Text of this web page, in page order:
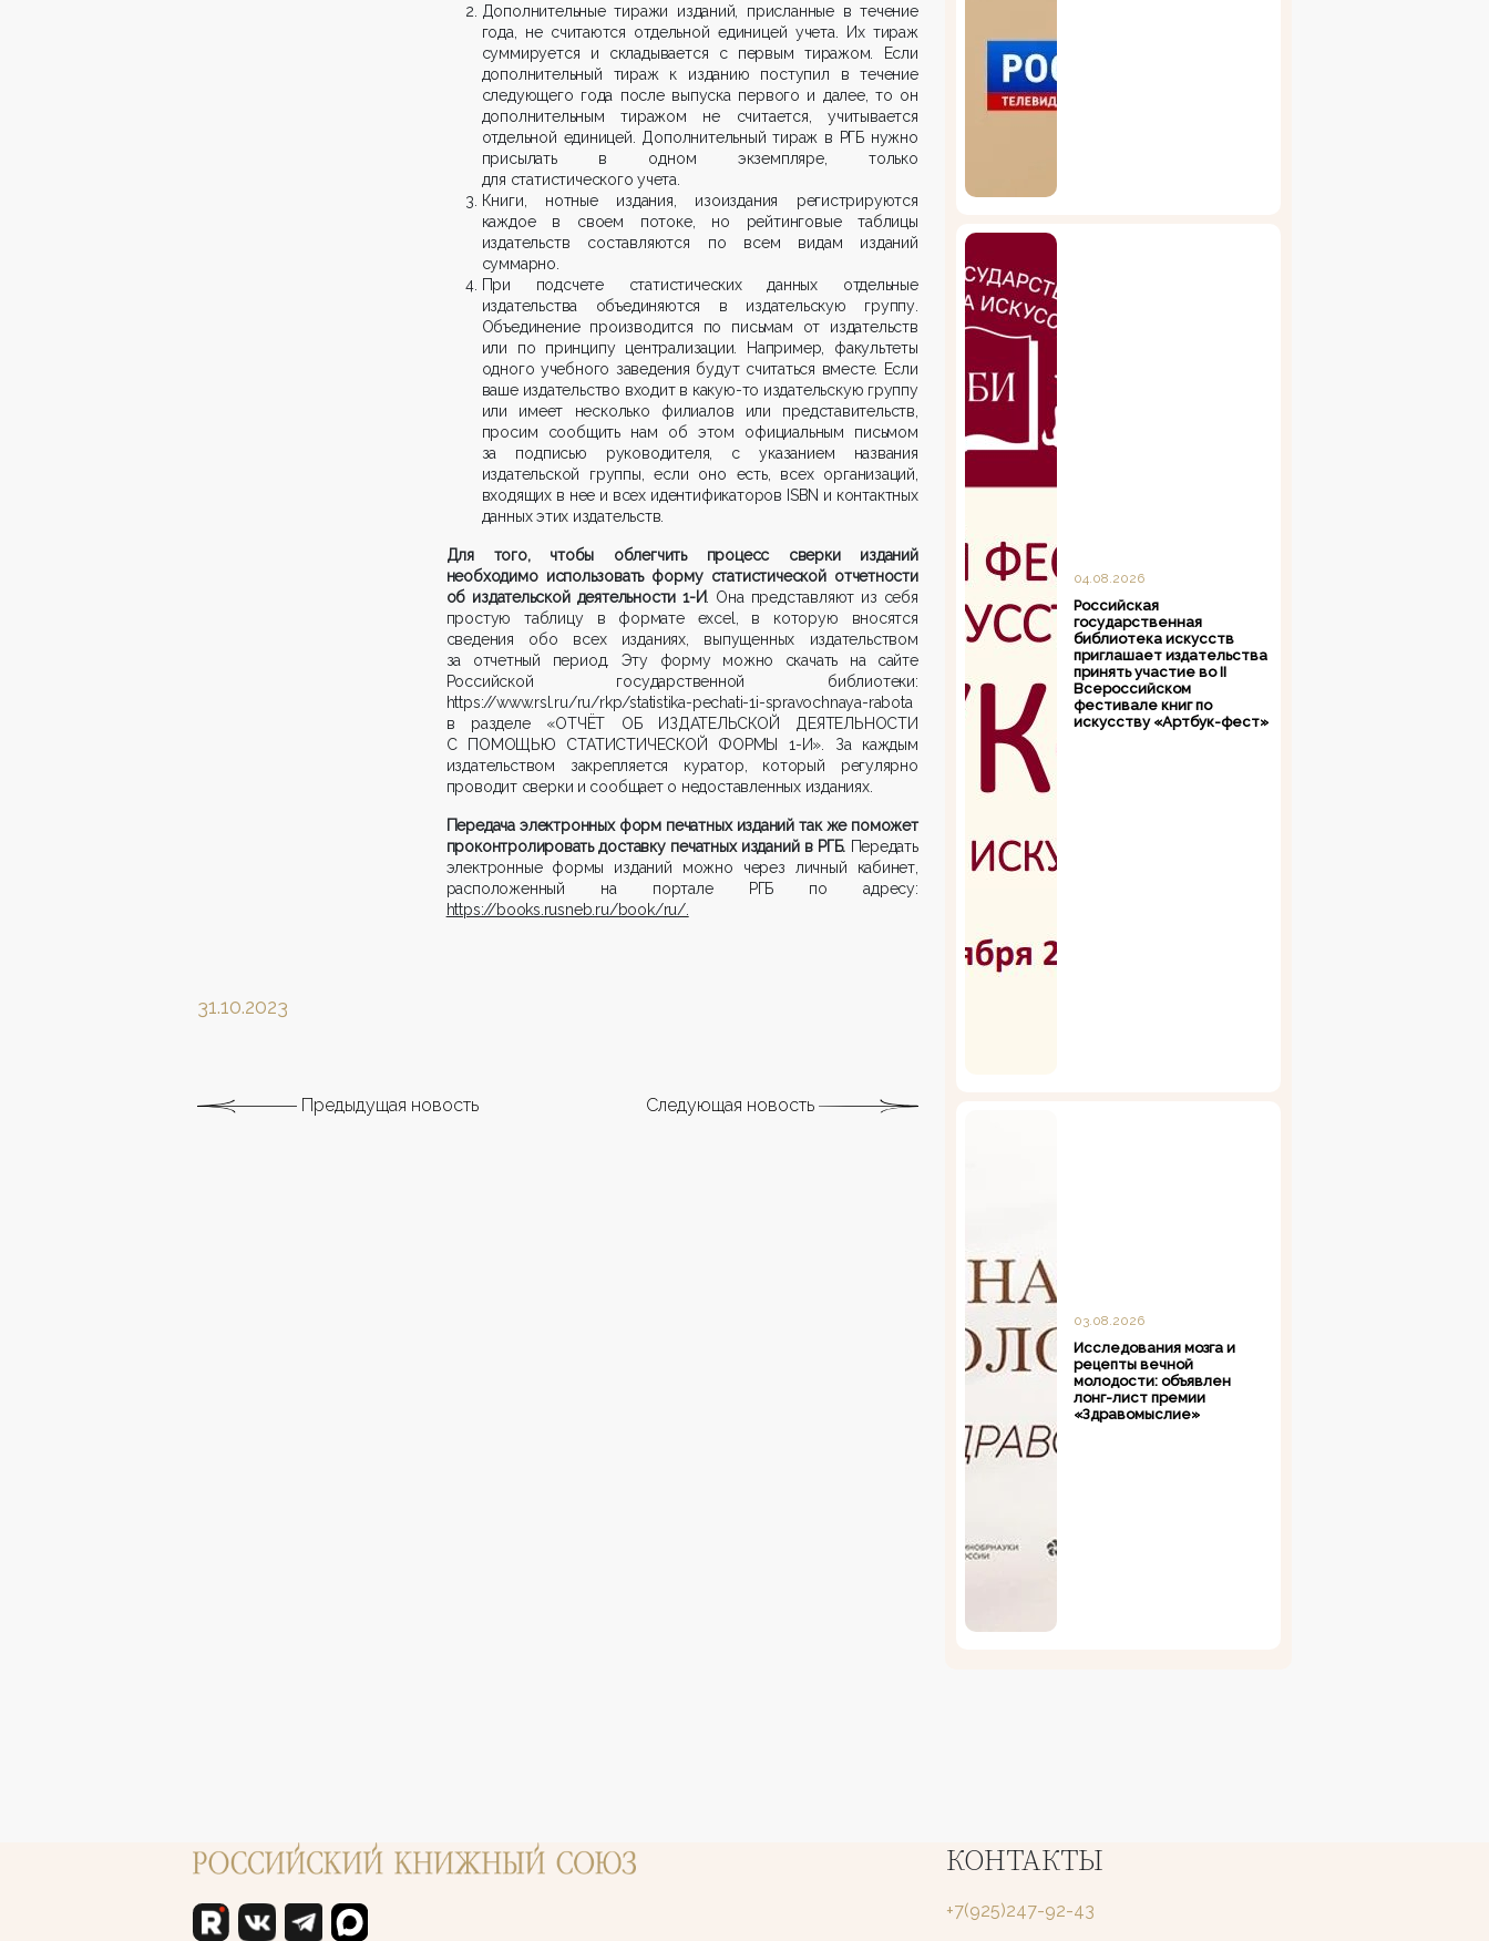
Дополнительные тиражи изданий, присланные в течение
года, не считаются отдельной единицей учета. Их тираж
суммируется и складывается с первым тиражом. Если
дополнительный тираж к изданию поступил в течение
следующего года после выпуска первого и далее, то он
дополнительным тиражом не считается, учитывается
отдельной единицей. Дополнительный тираж в РГБ нужно
присылать в одном экземпляре, только
для статистического учета.
Книги, нотные издания, изоиздания регистрируются
каждое в своем потоке, но рейтинговые таблицы
издательств составляются по всем видам изданий
суммарно.
При подсчете статистических данных отдельные
издательства объединяются в издательскую группу.
Объединение производится по письмам от издательств
или по принципу централизации. Например, факультеты
одного учебного заведения будут считаться вместе. Если
ваше издательство входит в какую-то издательскую группу
или имеет несколько филиалов или представительств,
просим сообщить нам об этом официальным письмом
за подписью руководителя, с указанием названия
издательской группы, если оно есть, всех организаций,
входящих в нее и всех идентификаторов ISBN и контактных
данных этих издательств.
Для того, чтобы облегчить процесс сверки изданий
необходимо использовать форму статистической отчетности
об издательской деятельности 1-И. Она представляют из себя
простую таблицу в формате excel, в которую вносятся
сведения обо всех изданиях, выпущенных издательством
за отчетный период. Эту форму можно скачать на сайте
Российской государственной библиотеки:
https://www.rsl.ru/ru/rkp/statistika-pechati-1i-spravochnaya-rabota
в разделе «ОТЧЁТ ОБ ИЗДАТЕЛЬСКОЙ ДЕЯТЕЛЬНОСТИ
С ПОМОЩЬЮ СТАТИСТИЧЕСКОЙ ФОРМЫ 1-И». За каждым
издательством закрепляется куратор, который регулярно
проводит сверки и сообщает о недоставленных изданиях.
Передача электронных форм печатных изданий так же поможет
проконтролировать доставку печатных изданий в РГБ. Передать
электронные формы изданий можно через личный кабинет,
расположенный на портале РГБ по адресу:
https://books.rusneb.ru/book/ru/.
31.10.2023
Предыдущая новость Следующая новость
04.08.2026
Российская
государственная
библиотека искусств
приглашает издательства
принять участие во II
Всероссийском
фестивале книг по
искусству «Артбук-фест»
03.08.2026
Исследования мозга и
рецепты вечной
молодости: объявлен
лонг-лист премии
«Здравомыслие»
КОНТАКТЫ
+7(925)247-92-43